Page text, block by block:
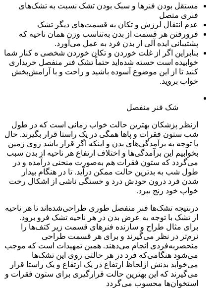
مستقل بودن فنرها و سبک بودن تشک نسبت به تشک‌های
فنری متصل
عدم انتقال لرزش و تکان به قسمت‌های دیگر تشک
فرورفتن هر قسمت از بدن به‌تناسب وزن همان ناحیه که
پشتیبانی ایده آلی از بدن فرد به عمل می‌آورد.
بنابراین اگر از غلت خوردن و تکان خوردن شخصی ه کنار شما
خوابیده است خسته شده‌اید حتماً تشک فنر منفصل خریداری
کنید تا از این موضوع آسوده باشید و راحت و با آرامش‌بخش
خواب بروید.
شک فنر منفصل
ازنظر پزشکان بهترین حالت خواب زمانی است که در طول
شب ستون فقرات و پاها همگی در یک راستا قرار بگیرند. حال
با توجه به برآمدگی‌های بدن و اینکه اگر قرار باشد روی زمین
بخوابیم این برآمدگی‌ها و اختلاف ارتفاع هر ناحیه از بدن سبب
می‌گردد که ستون فقرات هم به‌صورت منحنی درآمده و در
طول شب به بدترین حالت ممکن درآید. تا در هنگام بیدار
شدن فرد درون خودش درد و خستگی ناشی از اشکال رخت
خواب خود رنج ببرد.
درنتیجه تشک‌ها فنر منفصل طوری طراحی‌شده‌اند تا هر ناحیه
از تشک با توجه به عرض بدن در هر ناحیه تشک فرو برود.
برای مثال طراح و سازنده فنرهای قسمت زیر کتف‌ها را
نرم‌تر در نظر می‌گیرند و برای هر قسمت طراحی
منحصربه‌فردی انجام می‌دهند. همین تمهیدات است که موجب
می‌شود هنگامی‌که فرد در هر حالتی روی این تشک‌ها
می‌خوابد بدنش ازلحاظ ارتفاع در یک ارتفاع و یک راستا قرار
می‌گیرند که این بهترین حالت قرارگیری برای ستون فقرات و
استخوان‌ها محسوب می‌گردد